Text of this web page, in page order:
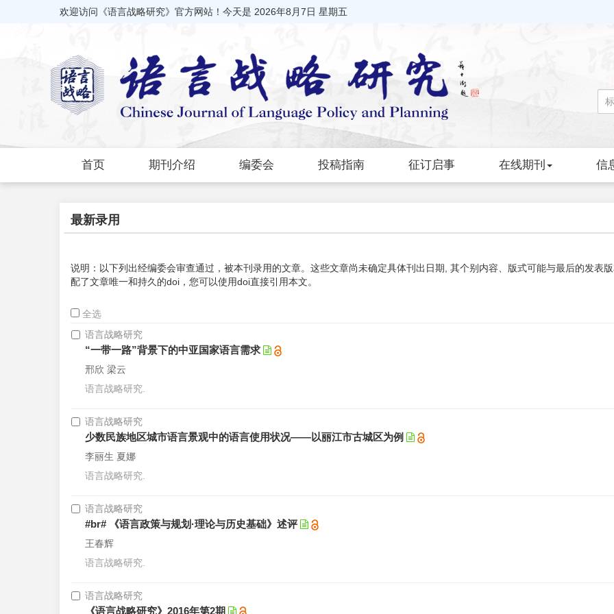
欢迎访问《语言战略研究》官方网站！今天是 2026年8月7日 星期五
首页 期刊介绍 编委会 投稿指南 征订启事 在线期刊 信
最新录用
说明：以下列出经编委会审查通过，被本刊录用的文章。这些文章尚未确定具体刊出日期, 其个别内容、版式可能与最后的发表
配了文章唯一和持久的doi，您可以使用doi直接引用本文。
全选
语言战略研究
“一带一路”背景下的中亚国家语言需求
邢欣 梁云
语言战略研究.
语言战略研究
少数民族地区城市语言景观中的语言使用状况——以丽江市古城区为例
李丽生 夏娜
语言战略研究.
语言战略研究
#br# 《语言政策与规划·理论与历史基础》述评
王春辉
语言战略研究.
语言战略研究
《语言战略研究》2016年第2期